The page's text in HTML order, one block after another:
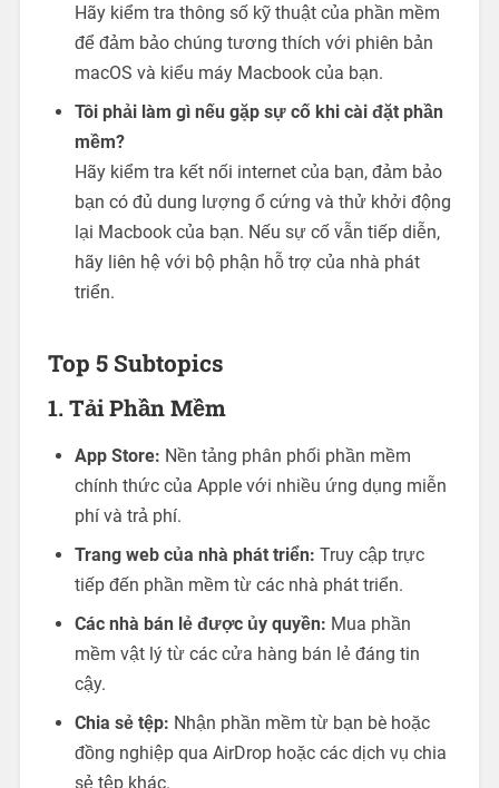
Hãy kiểm tra thông số kỹ thuật của phần mềm
để đảm bảo chúng tương thích với phiên bản
macOS và kiểu máy Macbook của bạn.
Tôi phải làm gì nếu gặp sự cố khi cài đặt phần
mềm?
Hãy kiểm tra kết nối internet của bạn, đảm bảo
bạn có đủ dung lượng ổ cứng và thử khởi động
lại Macbook của bạn. Nếu sự cố vẫn tiếp diễn,
hãy liên hệ với bộ phận hỗ trợ của nhà phát
triển.
Top 5 Subtopics
1. Tải Phần Mềm
App Store: Nền tảng phân phối phần mềm
chính thức của Apple với nhiều ứng dụng miễn
phí và trả phí.
Trang web của nhà phát triển: Truy cập trực
tiếp đến phần mềm từ các nhà phát triển.
Các nhà bán lẻ được ủy quyền: Mua phần
mềm vật lý từ các cửa hàng bán lẻ đáng tin
cậy.
Chia sẻ tệp: Nhận phần mềm từ bạn bè hoặc
đồng nghiệp qua AirDrop hoặc các dịch vụ chia
sẻ tệp khác.